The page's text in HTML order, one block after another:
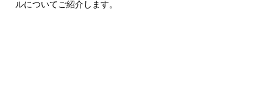
ルについてご紹介します。